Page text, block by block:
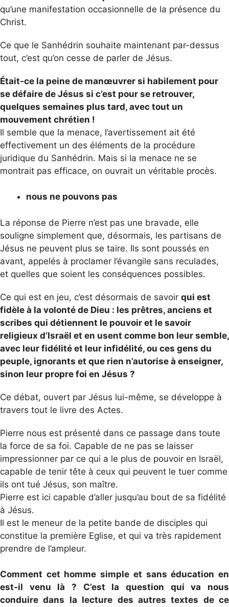
qu’une manifestation occasionnelle de la présence du
Christ.
Ce que le Sanhédrin souhaite maintenant par-dessus
tout, c’est qu’on cesse de parler de Jésus.
Était-ce la peine de manœuvrer si habilement pour
se défaire de Jésus si c’est pour se retrouver,
quelques semaines plus tard, avec tout un
mouvement chrétien !
Il semble que la menace, l’avertissement ait été
effectivement un des éléments de la procédure
juridique du Sanhédrin. Mais si la menace ne se
montrait pas efficace, on ouvrait un véritable procès.
nous ne pouvons pas
La réponse de Pierre n’est pas une bravade, elle
souligne simplement que, désormais, les partisans de
Jésus ne peuvent plus se taire. Ils sont poussés en
avant, appelés à proclamer l’évangile sans reculades,
et quelles que soient les conséquences possibles.
Ce qui est en jeu, c’est désormais de savoir qui est
fidèle à la volonté de Dieu : les prêtres, anciens et
scribes qui détiennent le pouvoir et le savoir
religieux d’Israël et en usent comme bon leur semble,
avec leur fidélité et leur infidélité, ou ces gens du
peuple, ignorants et que rien n’autorise à enseigner,
sinon leur propre foi en Jésus ?
Ce débat, ouvert par Jésus lui-même, se développe à
travers tout le livre des Actes.
Pierre nous est présenté dans ce passage dans toute
la force de sa foi. Capable de ne pas se laisser
impressionner par ce qui a le plus de pouvoir en Israël,
capable de tenir tête à ceux qui peuvent le tuer comme
ils ont tué Jésus, son maître.
Pierre est ici capable d’aller jusqu’au bout de sa fidélité
à Jésus.
Il est le meneur de la petite bande de disciples qui
constitue la première Eglise, et qui va très rapidement
prendre de l’ampleur.
Comment cet homme simple et sans éducation en
est-il venu là ? C’est la question qui va nous
conduire dans la lecture des autres textes de ce